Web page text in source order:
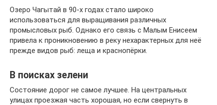
Озеро Чагытай в 90-х годах стало широко
использоваться для выращивания различных
промысловых рыб. Однако его связь с Малым Енисеем
привела к проникновению в реку нехарактерных для неё
прежде видов рыб: леща и краснопёрки.
В поисках зелени
Состояние дорог не самое лучшее. На центральных
улицах проезжая часть хорошая, но если свернуть в